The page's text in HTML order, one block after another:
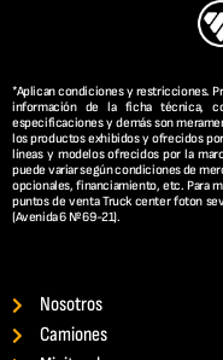
*Aplican condiciones y restricciones.
información de la ficha técnica,
especificaciones y demás son
los productos exhibidos y ofrecidos
líneas y modelos ofrecidos por la
puede variar según condiciones de
opcionales, financiamiento, etc. Para
puntos de venta Truck center foton
(Avenida 6 Nº 69-21).
Nosotros
Camiones